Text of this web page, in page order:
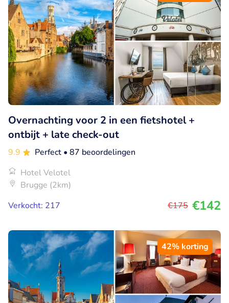
Overnachting voor 2 in een fietshotel +
ontbijt + late check-out
9.9 Perfect • 87 beoordelingen
Hotel Velotel
Brugge (2km)
Verkocht: 217
€175 €142
42% korting